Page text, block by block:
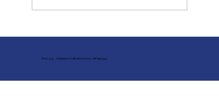
©FMうるま・OKINAWA FUTURE INNOVATION・MRT株式会社